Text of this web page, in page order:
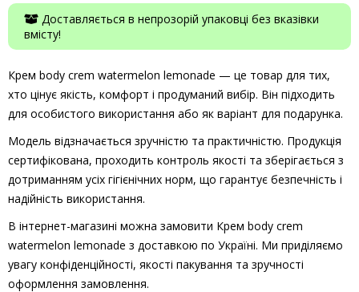
Доставляється в непрозорій упаковці без вказівки
вмісту!
Крем body crem watermelon lemonade — це товар для тих,
хто цінує якість, комфорт і продуманий вибір. Він підходить
для особистого використання або як варіант для подарунка.
Модель відзначається зручністю та практичністю. Продукція
сертифікована, проходить контроль якості та зберігається з
дотриманням усіх гігієнічних норм, що гарантує безпечність і
надійність використання.
В інтернет-магазині можна замовити Крем body crem
watermelon lemonade з доставкою по Україні. Ми приділяємо
увагу конфіденційності, якості пакування та зручності
оформлення замовлення.